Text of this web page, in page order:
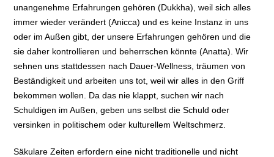
unangenehme Erfahrungen gehören (Dukkha), weil sich alles
immer wieder verändert (Anicca) und es keine Instanz in uns
oder im Außen gibt, der unsere Erfahrungen gehören und die
sie daher kontrollieren und beherrschen könnte (Anatta). Wir
sehnen uns stattdessen nach Dauer-Wellness, träumen von
Beständigkeit und arbeiten uns tot, weil wir alles in den Griff
bekommen wollen. Da das nie klappt, suchen wir nach
Schuldigen im Außen, geben uns selbst die Schuld oder
versinken in politischem oder kulturellem Weltschmerz.
Säkulare Zeiten erfordern eine nicht traditionelle und nicht